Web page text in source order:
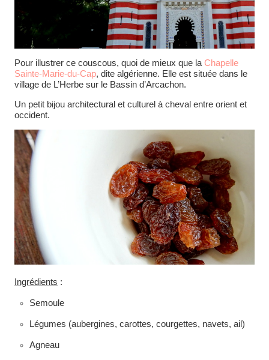
Pour illustrer ce couscous, quoi de mieux que la Chapelle
Sainte-Marie-du-Cap, dite algérienne. Elle est située dans le
village de L’Herbe sur le Bassin d’Arcachon.
Un petit bijou architectural et culturel à cheval entre orient et
occident.
Ingrédients :
Semoule
Légumes (aubergines, carottes, courgettes, navets, ail)
Agneau